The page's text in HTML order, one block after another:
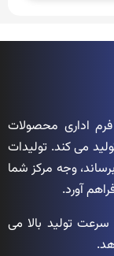
اداری محصولات
می کند. تولیدات
وجه مرکز شما
آورد.
تولید بالا می